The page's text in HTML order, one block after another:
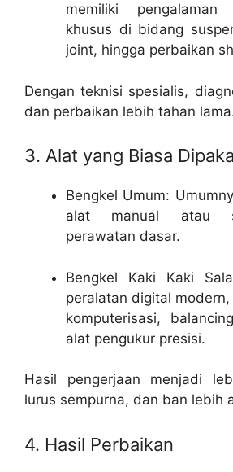
memiliki
khusus di bidang
joint, hingga perbaikan
Dengan teknisi spesialis,
dan perbaikan lebih tahan
3. Alat yang Biasa
Bengkel Umum:
alat manual atau
perawatan dasar.
Bengkel Kaki Kaki
peralatan digital
komputerisasi,
alat pengukur presisi.
Hasil pengerjaan menjadi
lurus sempurna, dan ban lebih
4. Hasil Perbaikan